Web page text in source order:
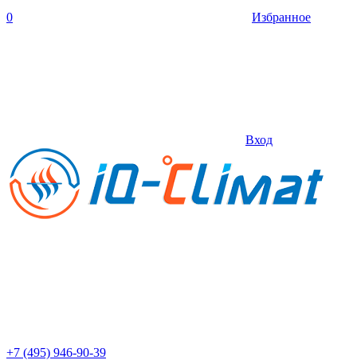
0 Избранное
Вход
+7 (495) 946-90-39